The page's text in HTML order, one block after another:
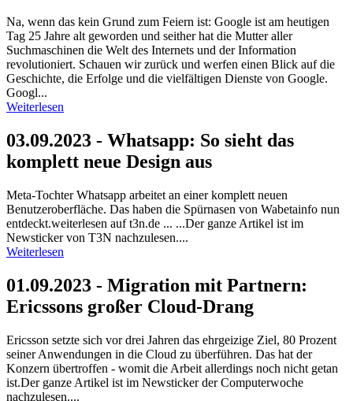
Na, wenn das kein Grund zum Feiern ist: Google ist am heutigen
Tag 25 Jahre alt geworden und seither hat die Mutter aller
Suchmaschinen die Welt des Internets und der Information
revolutioniert. Schauen wir zurück und werfen einen Blick auf die
Geschichte, die Erfolge und die vielfältigen Dienste von Google.
Googl...
Weiterlesen
03.09.2023 - Whatsapp: So sieht das
komplett neue Design aus
Meta-Tochter Whatsapp arbeitet an einer komplett neuen
Benutzeroberfläche. Das haben die Spürnasen von Wabetainfo nun
entdeckt.weiterlesen auf t3n.de ... ...Der ganze Artikel ist im
Newsticker von T3N nachzulesen....
Weiterlesen
01.09.2023 - Migration mit Partnern:
Ericssons großer Cloud-Drang
Ericsson setzte sich vor drei Jahren das ehrgeizige Ziel, 80 Prozent
seiner Anwendungen in die Cloud zu überführen. Das hat der
Konzern übertroffen - womit die Arbeit allerdings noch nicht getan
ist.Der ganze Artikel ist im Newsticker der Computerwoche
nachzulesen....